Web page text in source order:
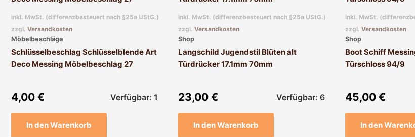
inkl. MwSt. (differenzbesteuert nach §25a UStG.)
zzgl. Versandkosten
Möbelbeschläge
Schlüsselbeschlag Schlüsselblende Art
Deco Messing Möbelbeschlag 27
4,00 € Verfügbar: 1
In den Warenkorb
inkl. MwSt. (differenzbesteuert nach §25a UStG.)
zzgl. Versandkosten
Shop
Langschild Jugendstil Blüten alt
Türdrücker 17.1mm 70mm
23,00 € Verfügbar: 6
In den Warenkorb
inkl. MwSt.
zzgl. Versandkosten
Shop
Boot Schiff
Türschloss 94/9
45,00 €
In den